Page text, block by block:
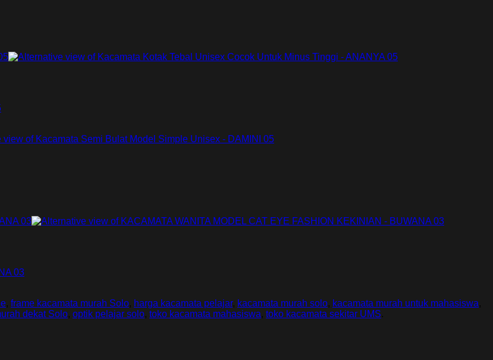
03
, frame kacamata murah Solo, harga kacamata pelajar, kacamata murah solo, kacamata murah untuk mahasiswa,
dekat Solo, optik pelajar solo, toko kacamata mahasiswa, toko kacamata sekitar UMS.